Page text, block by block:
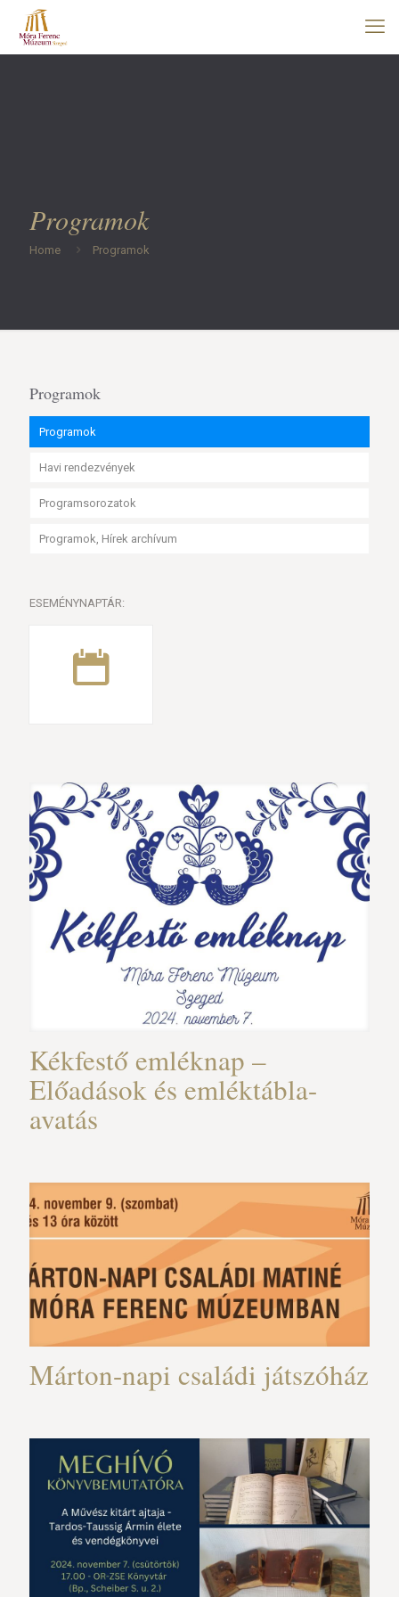
Programok
Home Programok
Programok
Programok
Havi rendezvények
Programsorozatok
Programok, Hírek archívum
ESEMÉNYNAPTÁR:
Kékfestő emléknap –
Előadások és emléktábla-
avatás
Márton-napi családi játszóház